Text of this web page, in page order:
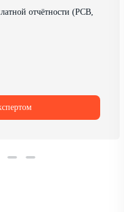
отчётности (РСВ,